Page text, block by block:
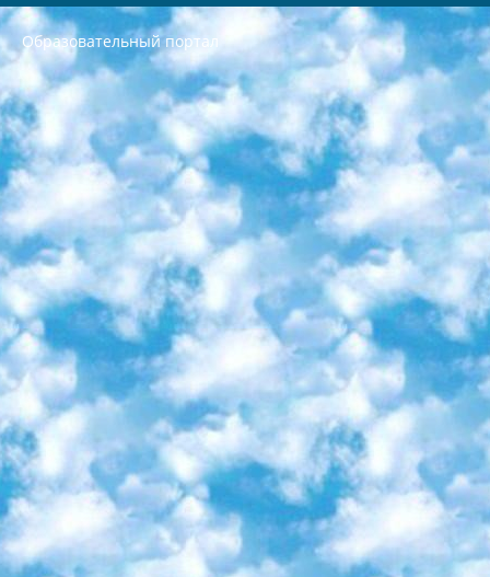
Образовательный портал
РЕСПУБЛИКА УЗБЕКИСТАН МИНИСТРЕРСТВО ДОШКОЛЬНОГО И ШКОЛЬНОГО ОБРАЗОВАНИЯ КОМАНДА в общеобразовательных учреждениях в 2023-2024 учебном году организация и проведение итоговой государственной аттестации обучающихся о Министра дошкольного и школьного образования Республики Узбекистан от 4 марта 2008 года (постановлением Минюста от 20 марта 2008 года № 1778 государственной регистрации) «Итоговое состояние учащихся общего среднего образования на основании положения об утверждении положения об аттестации общего среднего образования выпускной экзамен студентов в образовательных учреждениях в 2023-2024 учебном году В целях организации и прохождения аттестации приказываю: 1. Следующее: перечень предметов, по которым будет проводиться итоговая государственная аттестация и экзамен формы перевода согласно приложению 1; сертификаты международного образца, оценивающие уровень владения иностранными языками перечень согласно приложению 2; 2. Педагогический при специализированных образовательных учреждениях. научно-практический центр квалификации и международной оценки (Д.Давидова) 2024 г. До 25 марта: задания по предметам, по которым будет проводиться итоговая аттестация разработка и утверждение технических условий; итоговая аттестация на основании разработанного предметного задания разработка вопросов по предметам (устно и письменно), экзамен передача; общеобразовательные средние школы и специальные учебные заведения учащиеся выпускных классов школ и интернатов в агентской системе подготовка базы данных экзаменационных материалов и критериев оценки; перевод базы экзаменационных материалов на все языки обучения подать в Республиканский образовательный центр для изготовления; варианты экзаменов на основе разработанных контрольных материалов пусть будут поставлены задачи формирования. 3. Республиканский образовательный центр (Ш.Худайкулов) до 5 апреля 2024 года. до: база данных предоставленных экзаменационных материалов на все языки обучения перевод и экспертиза; для слепых, слабовидящих, глухих, слабослышащих и умственно отсталых детей учащиеся выпускных классов специализированных школ и школ-интернатов база данных экзаменационных материалов на всех преподаваемых языках подготовка критериев оценки; специализированные школы для умственно отсталых детей и технологии для учащихся выпускных классов школ-интернатов разработка соответствующих рекомендаций и критериев проведения ЕГЭ по естествознанию давать задания. 4. Педагогический при специализированных образовательных учреждениях. Научно-практический центр навыков и международной оценки (Д.Давидова), Республика образовательный центр (Худайкулов Ш.) итоговый государственный аттестационный экзамен ориентирован на творческое и логическое мышление при подготовке базы материалов учитывать введение заданий. 5. Следует отметить, что: сертификат государственного образца о знании общеобразовательного предмета и как минимум национальный уровень B1 по предметам на иностранных языках, указанным в Приложении 2. или международно признанный сертификат эквивалентного уровня студенты, изучающие определенный предмет, освобождаются от экзамена; по соответствующим предметам запланирована итоговая государственная аттестация за день до дня, путем жеребьевки Рабочей группой (в письменной форме по предметам, проводимым в форме) из числа сформированных вариантов выбрано 2 варианта; 2 выбранных варианта экзамена анонсированы на официальном сайте министерства и все выпускники по всей стране на основе этих вариантов проводит итоговую государственную аттестацию. 6. Государственное образование учащихся средних общеобразовательных учреждений. знания в соответствии с квалификационными требованиями, которые необходимо приобрести на основании стандартов итоговый (выпускной) контроль для 9 и 11 классов в целях тестирования Экзамены (далее – экзамены) состоят из предметов, перечисленных в приложении 1. будет сделано. 7. Экзамены пройдут с 26 мая по 15 июня 2024 г. (кроме науки физического воспитания). 8. Физическая для учащихся 9 классов общесредних образовательных учреждений. Экзамены по предмету «Образование, квалификация медицина» 1-6 мая 2024 года. сотрудники перевести под присмотр (с отклонениями в физическом или умственном развитии) специализированная школа для детей, школы-интернаты и со сколиозом школы-интернаты санаторного типа для больных детей исключены). 9. Он был слепым, слабовидящим и имел нарушения опорно-двигательного аппарата. экзамены в специализированных школах и интернатах для детей должны проводиться исходя из требований, предъявляемых к общеобразовательным учреждениям (физкультура кроме науки). 10. Специализированная школа для глухих и слабослышащих детей. и экзамены в интернатах и быть реализован в виде письменного теста по математике. 11. Специальность для умственно отсталых детей. Для 9 класса Родной язык и литературное письмо Государственный язык (язык обучения – узбекский). для неклассов) написано Математическое письмо Письменная/устная история Узбекистана Физическое воспитание практично Итоговый контроль Для 11 класса Написание родного языка и литературы (эссе) Математическое письмо Узбекский язык (обучение на узбекском языке) не посещающее общее среднее образование для учреждений)/Образовательное учреждение выбор письменный и устный Иностранный язык письменный/устный Письменная/устная история Узбекистана *По выбору студента:  Химия  Физика  Основы государственного права  География 10 бесплатных образовательных ресурсов - Мы составили подборку онлайн-проектов с интерактивными упражнениями, видеолекциями и статьями. Они помогут вам обрести новые и освежить старые знания бесплатно. 1. «ИНТУИТ» Старейшая образовательная площадка Рунета. Здесь вы найдёте сотни текстовых и видеокурсов на десятки различных тем — от программирования до психологии. Многие курсы подготовлены российскими университетами и крупными международными компаниями вроде Intel и Microsoft. Самостоятельное обучение бесплатное, но желающие могут оплатить услуги персональных наставников. 2. «Смартия» знакомит с актуальными профессиями и подсказывает, как им обучаться. Выбрав заинтересовавшую вас специальность — SMM-специалист, фотограф, веб-дизайнер или другую, — увидите список необходимых для неё умений. Чтобы вы могли освоить их самостоятельно, для каждого умения площадка отображает подборку ссылок на учебные материалы. Хотя «Смартия» ориентируется на русскоязычную аудиторию, часть контента всё же доступна только на английском. 3. «Лекторий Физтеха» Проект Московского физико-технического института (Физтеха). С его помощью вы можете смотреть онлайн серии лекций, записанные на видео в этом вузе. В числе доступных предметов — физика, биология, химия, информационные технологии и другие. К некоторым лекциям администрация ресурса прилагает готовые конспекты, которые можно скачивать в PDF-формате. 4. ITMOcourses Онлайн-площадка Санкт-Петербургского национального исследовательского университета информационных технологий, механики и оптики (ИТМО). Ресурс предоставляет свободный доступ к курсам, разработанным в этом вузе. Каталог материалов разбит на четыре категории: «Оптические системы и технологии», «Приборостроение и робототехника», «Информационные технологии» и «Биотехнологии». Курсы состоят из видеолекций, интерактивных демонстраций и заданий. 5. «КиберЛенинка» Электронная научная библиотека открытого доступа. Каталог площадки регулярно обрастает текстами статей из различных научных изданий. Сгруппированные по журналам и рубрикам публикации можно читать онлайн или скачивать целиком в PDF-формате. Проект нацелен на популяризацию науки за счёт открытого доступа к качественной информации. 6. «ПостНаука» На этом ресурсе публикуют подборки видеолекций, составленные экспертами из разных отраслей и объединённые общими темами. Среди них, к примеру, есть серии «Биоинформатика и геномика», «Культура средневековой Скандинавии» и Cinema Studies о теории кино. Каждая подборка лекций — логически связанная история, рассказанная экспертом от первого лица. Кроме того, на сайте появляются научно-образовательные статьи и тесты на разные темы. 7. «Newочём» Команда проекта «Newочём» отбирает самые интересные тексты из англоязычных СМИ и переводит те из них, за которые голосуют участники сообщества «ВКонтакте». По большей части это научно-популярные статьи. Редакторы придумывают лишь заголовки, в остальном содержание переводов соответствует оригиналам. Полные тексты можно читать прямо в социальной сети. 8. InternetUrok Онлайн-база материалов по основным дисциплинам школьной программы. Информация на сайте структурирована по классам, предметам и темам (урокам). Каждый урок состоит из видеолекций и конспектов. Есть также интерактивные тренажёры и тесты для закрепления пройденного материала. Даже если вы давно окончили школу, возможность повторить программу старших классов всегда может пригодиться. 9. Edutainme Ещё один ресурс об образовании. В отличие от Newtonew, как мне кажется, Edutainme больше ориентируется на представителей индустрии: педагогов, предпринимателей, разработчиков образовательных проектов. Но и любой, кто просто стремится к саморазвитию, найдёт на сайте много полезного и интересного для себя. Например, информацию о новых курсах и образовательных сервисах. 10. Newtonew Онлайн-медиа об образовании и обучении в широком смысле. Авторы Newtonew пишут об инструментах, заведениях, тактиках и стратегиях, которые помогают учить других и получать новые знания самостоятельно. На этой площадке вы найдёте новости, обзоры, аналитические мат